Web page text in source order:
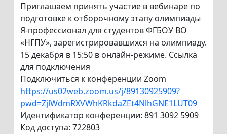
Приглашаем принять участие в вебинаре по
подготовке к отборочному этапу олимпиады
Я-профессионал для студентов ФГБОУ ВО
«НГПУ», зарегистрировавшихся на олимпиаду.
15 декабря в 15:50 в онлайн-режиме. Ссылка
для подключения
Подключиться к конференции Zoom
https://us02web.zoom.us/j/89130925909?
pwd=ZjlWdmRXVWhKRkdaZEt4NlhGNE1LUT09
Идентификатор конференции: 891 3092 5909
Код доступа: 722803